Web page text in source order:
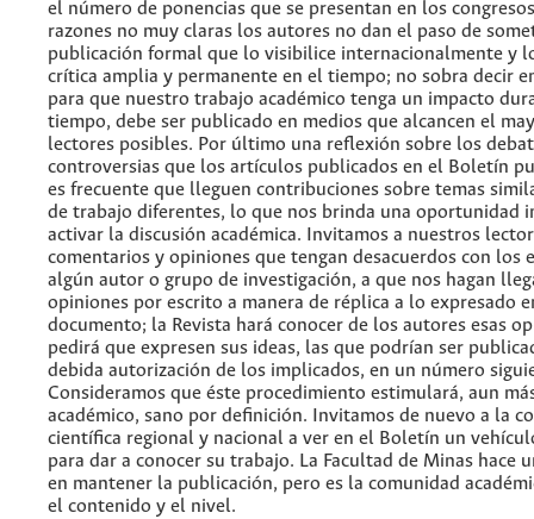
el número de ponencias que se presentan en los
razones no muy claras los autores no dan el paso de
publicación formal que lo visibilice internacionalmente y
crítica amplia y permanente en el tiempo; no sobra decir
para que nuestro trabajo académico tenga un impacto
tiempo, debe ser publicado en medios que alcancen el
lectores posibles. Por último una reflexión sobre los
controversias que los artículos publicados en el Boletín
es frecuente que lleguen contribuciones sobre temas
de trabajo diferentes, lo que nos brinda una oportunidad
activar la discusión académica. Invitamos a nuestros
comentarios y opiniones que tengan desacuerdos con los
algún autor o grupo de investigación, a que nos hagan
opiniones por escrito a manera de réplica a lo expresado
documento; la Revista hará conocer de los autores esas
pedirá que expresen sus ideas, las que podrían ser
debida autorización de los implicados, en un número
Consideramos que éste procedimiento estimulará, aun
académico, sano por definición. Invitamos de nuevo a la
científica regional y nacional a ver en el Boletín un
para dar a conocer su trabajo. La Facultad de Minas hace
en mantener la publicación, pero es la comunidad
el contenido y el nivel.